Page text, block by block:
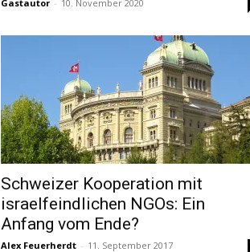
Gastautor - 10. November 2020
Schweizer Kooperation mit
israelfeindlichen NGOs: Ein
Anfang vom Ende?
Alex Feuerherdt - 11. September 2017